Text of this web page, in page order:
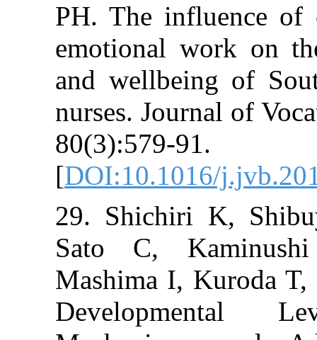
PH. The
emotional
and wellbeing
nurses.
80(3):579-91.
[DOI:10.1016/
29. Shichiri
Sato C,
Mashima I,